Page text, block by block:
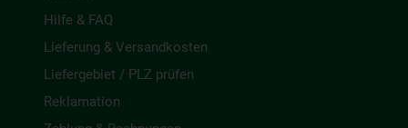
Hilfe & FAQ
Lieferung & Versandkosten
Liefergebiet / PLZ prüfen
Reklamation